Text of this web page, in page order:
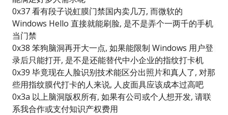
0x37 看有段子说虹膜门禁国内卖几万, 而微软的
Windows Hello 直接就能刷脸, 是不是弄个一两千的手机
当门禁
0x38 笨狗脑洞再开大一点, 如果能限制 Windows 用户登
录后只能打开, 是不是还能替代中小企业的指纹打卡机
0x39 毕竟现在人脸识别技术能区分出照片和真人了, 对那
些用指纹膜代打卡的人来说, 人皮面具应该成本过高吧
0x3a 以上脑洞版权所有, 如果有公司或个人想开发, 请联
系我合作或支付知识产权费用